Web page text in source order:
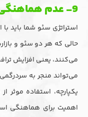
9- عدم هماهنگی استراتژی سئو و بازاریابی
استراتژی سئو شما باید
حالی که هر دو سئو و
می‌کنند، یعنی افزایش
می‌تواند منجر به
یکپارچه، استفاده موثر
اهمیت برای هماهنگی